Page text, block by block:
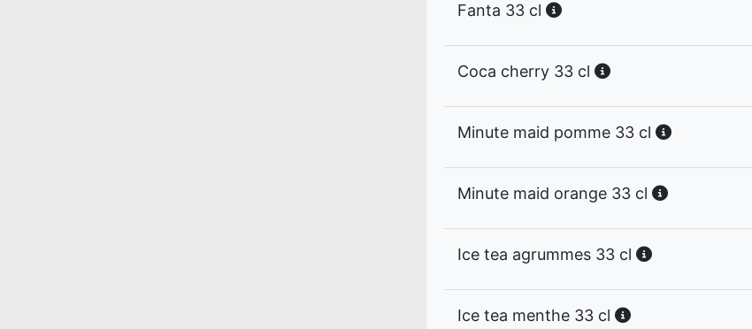
Fanta 33 cl
Coca cherry 33 cl
Minute maid pomme 33 cl
Minute maid orange 33 cl
Ice tea agrummes 33 cl
Ice tea menthe 33 cl